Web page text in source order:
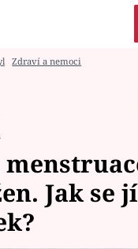
Zdraví a nemoci
Jak se